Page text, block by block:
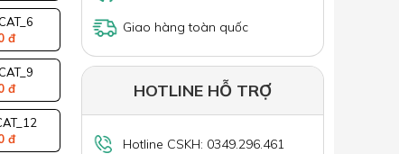
đ
đ
đ
Giao hàng toàn quốc
HOTLINE HỖ TRỢ
Hotline CSKH: 0349.296.461